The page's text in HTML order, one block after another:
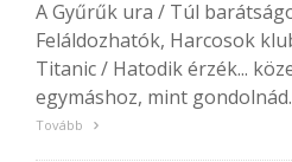
A Gyűrűk ura / Túl
Feláldozhatók, Harcosok
Titanic / Hatodik érzék...
egymáshoz, mint gondolnád.
Tovább